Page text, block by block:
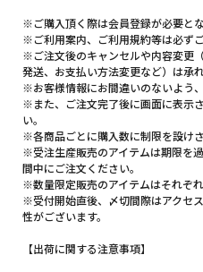
※ご購入頂く際は会員登録が必要とな
※ご利用案内、ご利用規約等は必ず
※ご注文後のキャンセルや内容変更
発送、お支払い方法変更など）は承れ
※お客様情報にお間違いのないよう
※また、ご注文完了後に画面に表示
い。
※各商品ごとに購入数に制限を設け
※受注生産販売のアイテムは期限を
間中にご注文ください。
※数量限定販売のアイテムはそれぞ
※受付開始直後、〆切間際はアクセ
性がございます。
【出荷に関する注意事項】